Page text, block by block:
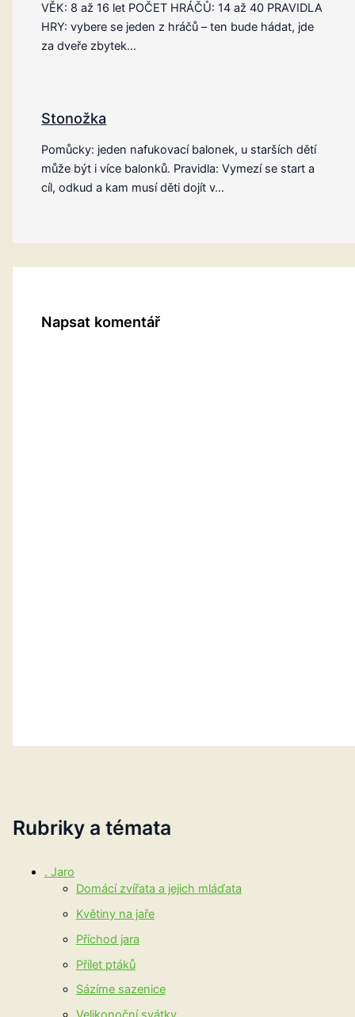
Rubriky a témata
. Jaro
Domácí zvířata a jejich mláďata
Květiny na jaře
Příchod jara
Přílet ptáků
Sázíme sazenice
VĚK: 8 až 16 let POČET HRÁČŮ: 14 až 40 PRAVIDLA
HRY: vybere se jeden z hráčů – ten bude hádat, jde
za dveře zbytek…
Stonožka
Pomůcky: jeden nafukovací balonek, u starších dětí
může být i více balonků. Pravidla: Vymezí se start a
cíl, odkud a kam musí děti dojít v…
Napsat komentář